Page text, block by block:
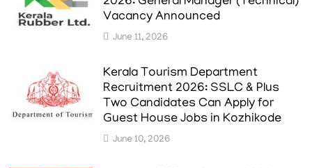
Vacancy Announced
June 11, 2026
Kerala Tourism Department
Recruitment 2026: SSLC & Plus
Two Candidates Can Apply for
Guest House Jobs in Kozhikode
June 10, 2026